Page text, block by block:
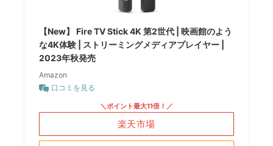
【New】 Fire TV Stick 4K 第2世代 | 映画館のよう
な4K体験 | ストリーミングメディアプレイヤー |
2023年秋発売
Amazon
口コミを見る
＼ポイント最大11倍！／
楽天市場